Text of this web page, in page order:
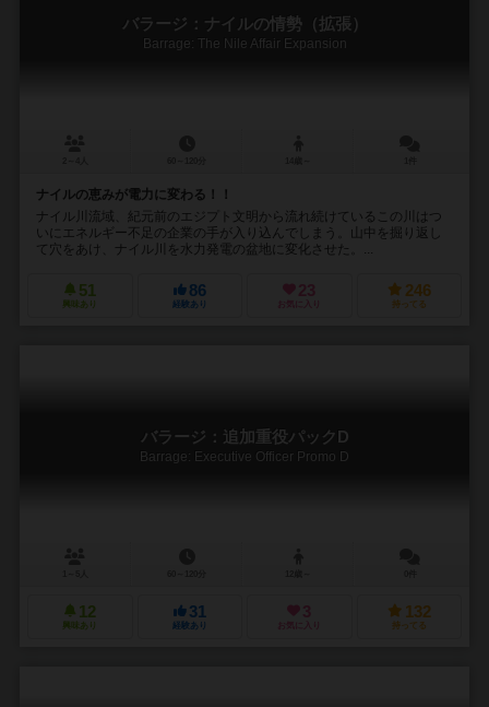
バラージ：ナイルの情勢（拡張）
Barrage: The Nile Affair Expansion
ナイルの恵みが電力に変わる！！
ナイル川流域、紀元前のエジプト文明から流れ続けているこの川はつ
いにエネルギー不足の企業の手が入り込んでしまう。山中を掘り返し
て穴をあけ、ナイル川を水力発電の盆地に変化させた。...
51
興味あり
86
経験あり
23
お気に入り
246
持ってる
バラージ：追加重役パックD
Barrage: Executive Officer Promo D
12
興味あり
31
経験あり
3
お気に入り
132
持ってる